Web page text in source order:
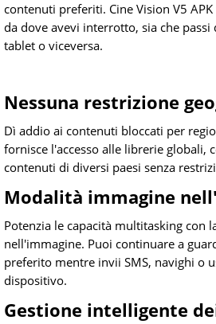
contenuti preferiti. Cine Vision V5
da dove avevi interrotto, sia che
tablet o viceversa.
Nessuna restrizione
Dì addio ai contenuti bloccati per
fornisce l'accesso alle librerie globali,
contenuti di diversi paesi senza
Modalità immagine
Potenzia le capacità multitasking con
nell'immagine. Puoi continuare a
preferito mentre invii SMS, navighi o
dispositivo.
Gestione intelligente